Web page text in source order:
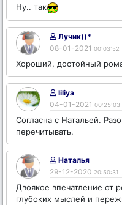
Ну.. так
Лучик))*
08-01-2021 00:03:52
Хороший, достойный
liliya
04-01-2021 00:25:03
Согласна с Натальей.
перечитывать.
Наталья
29-12-2020 20:50:31
Двоякое впечатление от
глубоких мыслей и